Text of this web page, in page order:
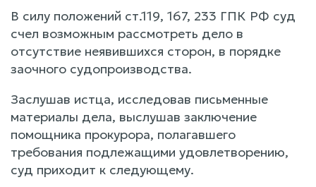
В силу положений ст.119, 167, 233 ГПК РФ суд
счел возможным рассмотреть дело в
отсутствие неявившихся сторон, в порядке
заочного судопроизводства.
Заслушав истца, исследовав письменные
материалы дела, выслушав заключение
помощника прокурора, полагавшего
требования подлежащими удовлетворению,
суд приходит к следующему.